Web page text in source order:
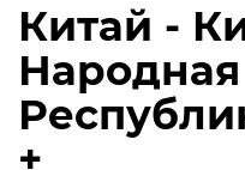
Китай -
Народная
+